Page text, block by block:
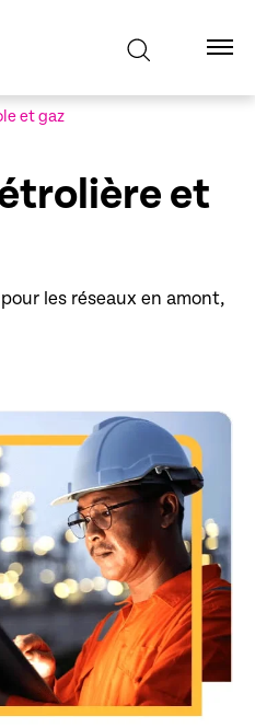
et gaz
et
les réseaux en amont,